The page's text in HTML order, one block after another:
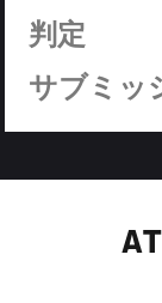
判定
サブミッ